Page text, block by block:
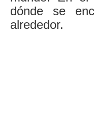
dónde se
alrededor.